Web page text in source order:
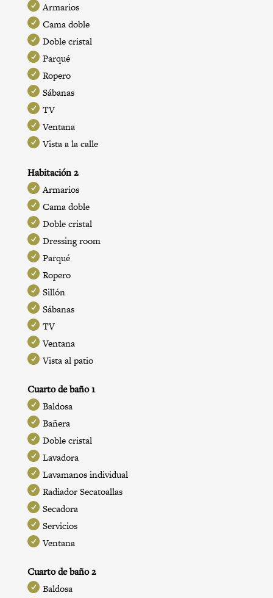
Armarios
Cama doble
Doble cristal
Parqué
Ropero
Sábanas
TV
Ventana
Vista a la calle
Habitación 2
Armarios
Cama doble
Doble cristal
Dressing room
Parqué
Ropero
Sillón
Sábanas
TV
Ventana
Vista al patio
Cuarto de baño 1
Baldosa
Bañera
Doble cristal
Lavadora
Lavamanos individual
Radiador Secatoallas
Secadora
Servicios
Ventana
Cuarto de baño 2
Baldosa